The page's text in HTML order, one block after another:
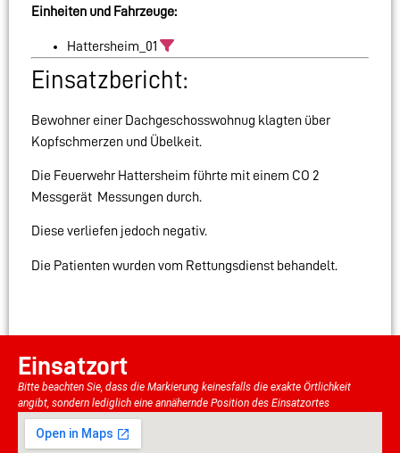
Einheiten und Fahrzeuge:
Hattersheim_01
Einsatzbericht:
Bewohner einer Dachgeschosswohnug klagten über
Kopfschmerzen und Übelkeit.
Die Feuerwehr Hattersheim führte mit einem CO 2
Messgerät Messungen durch.
Diese verliefen jedoch negativ.
Die Patienten wurden vom Rettungsdienst behandelt.
Einsatzort
Bitte beachten Sie, dass die Markierung keinesfalls die exakte Örtlichkeit
angibt, sondern lediglich eine annähernde Position des Einsatzortes